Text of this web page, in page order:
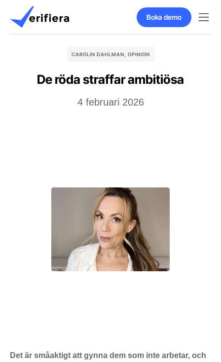
Boka demo
CAROLIN DAHLMAN, OPINION
De röda straffar ambitiösa
4 februari 2026
Det är småaktigt att gynna dem som inte arbetar, och